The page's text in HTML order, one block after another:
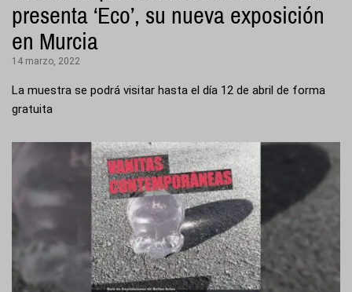
presenta ‘Eco’, su nueva exposición
en Murcia
14 marzo, 2022
La muestra se podrá visitar hasta el día 12 de abril de forma
gratuita